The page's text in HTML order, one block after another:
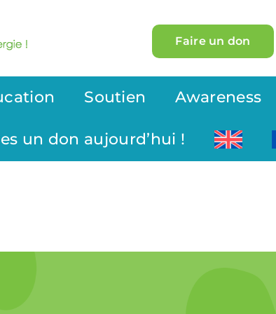
Faire un don
Soutien Awareness
un don aujourd’hui !